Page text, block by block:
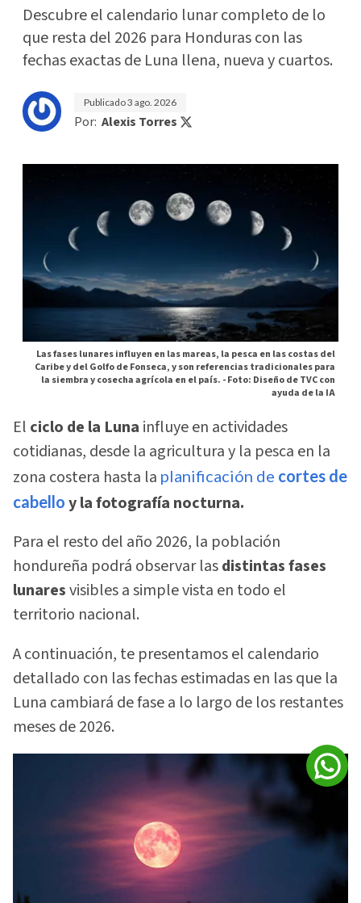
Descubre el calendario lunar completo de lo
que resta del 2026 para Honduras con las
fechas exactas de Luna llena, nueva y cuartos.
Publicado3 ago. 2026
Por: Alexis Torres
Las fases lunares influyen en las mareas, la pesca en las costas del
Caribe y del Golfo de Fonseca, y son referencias tradicionales para
la siembra y cosecha agrícola en el país. -Foto: Diseño de TVC con
ayuda de la IA
El ciclo de la Luna influye en actividades
cotidianas, desde la agricultura y la pesca en la
zona costera hasta la planificación de cortes de
cabello y la fotografía nocturna.
Para el resto del año 2026, la población
hondureña podrá observar lasdistintas fases
lunaresvisibles a simple vista en todo el
territorio nacional.
A continuación, te presentamos el calendario
detallado con las fechas estimadas en las que la
Luna cambiará de fase a lo largo de los restantes
meses de 2026.